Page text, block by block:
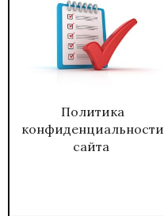
Политика
конфиденциальности
сайта